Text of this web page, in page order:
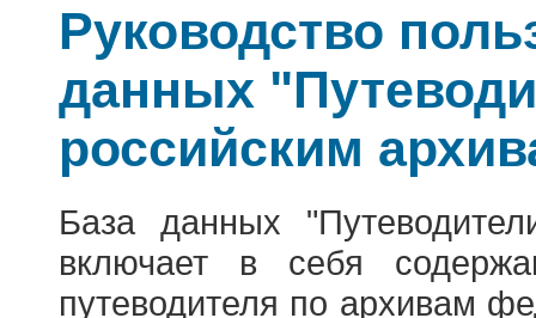
Руководство
данных
российским
База данных
включает в себя
путеводителя по архивам